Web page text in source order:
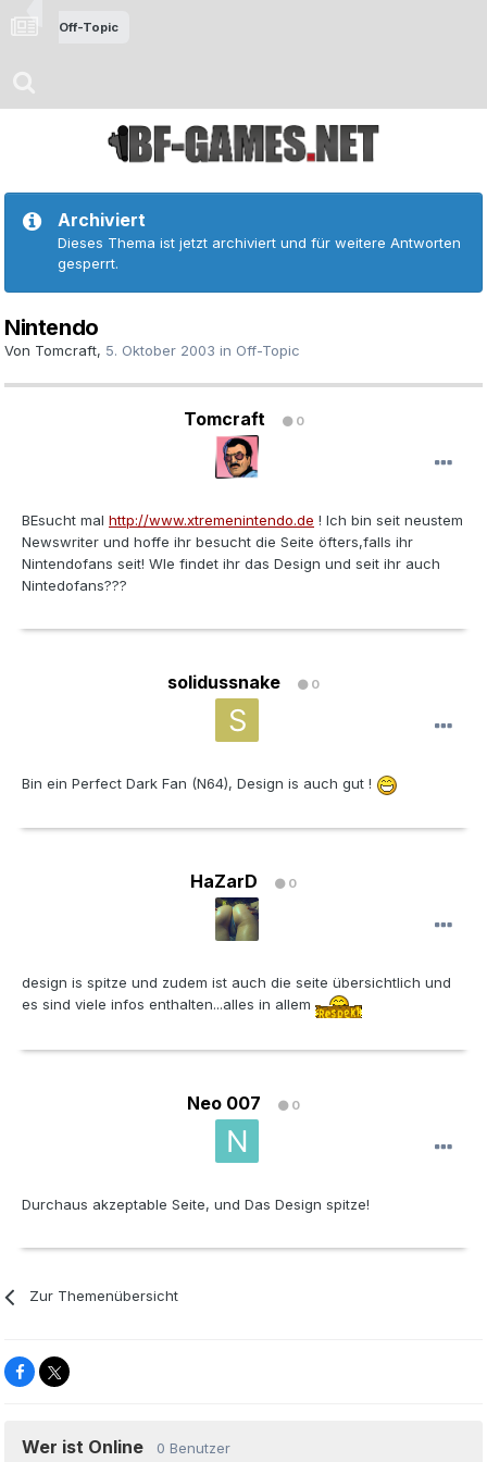
Off-Topic
Archiviert
Dieses Thema ist jetzt archiviert und für weitere Antworten
gesperrt.
Nintendo
Von Tomcraft, 5. Oktober 2003 in Off-Topic
Tomcraft 0
BEsucht mal http://www.xtremenintendo.de ! Ich bin seit neustem
Newswriter und hoffe ihr besucht die Seite öfters,falls ihr
Nintendofans seit! WIe findet ihr das Design und seit ihr auch
Nintedofans???
solidussnake 0
Bin ein Perfect Dark Fan (N64), Design is auch gut !
HaZarD 0
design is spitze und zudem ist auch die seite übersichtlich und
es sind viele infos enthalten...alles in allem
Neo 007 0
Durchaus akzeptable Seite, und Das Design spitze!
Zur Themenübersicht
Wer ist Online 0 Benutzer